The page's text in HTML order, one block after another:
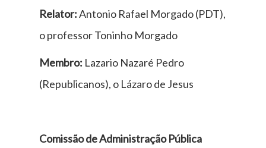
Relator:Antonio Rafael Morgado (PDT),
o professor Toninho Morgado
Membro: Lazario Nazaré Pedro
(Republicanos), o Lázaro de Jesus
Comissão de Administração Pública